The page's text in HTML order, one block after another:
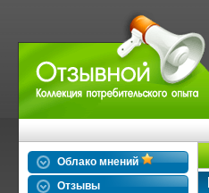
Облако мнений
Отзывы